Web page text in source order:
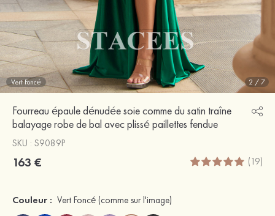
Vert Foncé 2 /7
Fourreau épaule dénudée soie comme du satin traîne
balayage robe de bal avec plissé paillettes fendue
SKU : S9089P
163 € (19)
Couleur : Vert Foncé (comme sur l'image)